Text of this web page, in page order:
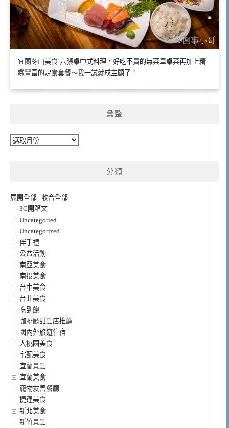
宜蘭冬山美食-六張桌中式料理，好吃不貴的無菜單桌菜再加上精
緻豐富的定食套餐～我一試就成主顧了！
彙整
彙
分類
展開全部 | 收合全部
3C開箱文
Uncategoried
Uncategorized
伴手禮
公益活動
南亞美食
南投美食
台中美食
台北美食
吃到飽
咖啡廳甜點店推薦
國內外旅遊住宿
大桃園美食
宅配美食
宜蘭景點
宜蘭美食
寵物友善餐廳
捷運美食
新北美食
新竹景點